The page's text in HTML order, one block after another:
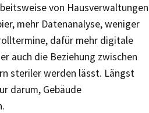
von Hausverwaltungen
mehr Datenanalyse, weniger
dafür mehr digitale
auch die Beziehung zwischen
steriler werden lässt. Längst
darum, Gebäude